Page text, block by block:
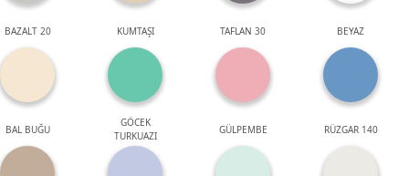
BAZALT 20 KUMTAŞI TAFLAN 30 BEYAZ
BAL BUĞU
GÖCEK
TURKUAZI
GÜLPEMBE RÜZGAR 140